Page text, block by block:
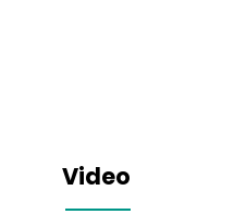
Video